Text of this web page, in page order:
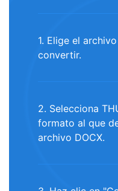
1. Elige el
convertir.
2. Selecciona
formato al que
archivo DOCX.